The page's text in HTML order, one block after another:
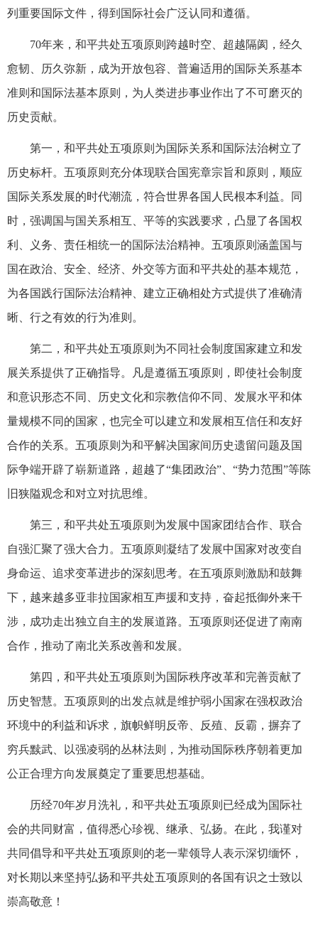
列重要国际文件，得到国际社会广泛认同和遵循。
70年来，和平共处五项原则跨越时空、超越隔阂，经久
愈韧、历久弥新，成为开放包容、普遍适用的国际关系基本
准则和国际法基本原则，为人类进步事业作出了不可磨灭的
历史贡献。
第一，和平共处五项原则为国际关系和国际法治树立了
历史标杆。五项原则充分体现联合国宪章宗旨和原则，顺应
国际关系发展的时代潮流，符合世界各国人民根本利益。同
时，强调国与国关系相互、平等的实践要求，凸显了各国权
利、义务、责任相统一的国际法治精神。五项原则涵盖国与
国在政治、安全、经济、外交等方面和平共处的基本规范，
为各国践行国际法治精神、建立正确相处方式提供了准确清
晰、行之有效的行为准则。
第二，和平共处五项原则为不同社会制度国家建立和发
展关系提供了正确指导。凡是遵循五项原则，即使社会制度
和意识形态不同、历史文化和宗教信仰不同、发展水平和体
量规模不同的国家，也完全可以建立和发展相互信任和友好
合作的关系。五项原则为和平解决国家间历史遗留问题及国
际争端开辟了崭新道路，超越了“集团政治”、“势力范围”等陈
旧狭隘观念和对立对抗思维。
第三，和平共处五项原则为发展中国家团结合作、联合
自强汇聚了强大合力。五项原则凝结了发展中国家对改变自
身命运、追求变革进步的深刻思考。在五项原则激励和鼓舞
下，越来越多亚非拉国家相互声援和支持，奋起抵御外来干
涉，成功走出独立自主的发展道路。五项原则还促进了南南
合作，推动了南北关系改善和发展。
第四，和平共处五项原则为国际秩序改革和完善贡献了
历史智慧。五项原则的出发点就是维护弱小国家在强权政治
环境中的利益和诉求，旗帜鲜明反帝、反殖、反霸，摒弃了
穷兵黩武、以强凌弱的丛林法则，为推动国际秩序朝着更加
公正合理方向发展奠定了重要思想基础。
历经70年岁月洗礼，和平共处五项原则已经成为国际社
会的共同财富，值得悉心珍视、继承、弘扬。在此，我谨对
共同倡导和平共处五项原则的老一辈领导人表示深切缅怀，
对长期以来坚持弘扬和平共处五项原则的各国有识之士致以
崇高敬意！